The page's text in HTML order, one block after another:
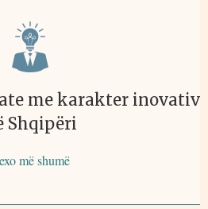
me karakter inovativ
Shqipëri
më shumë